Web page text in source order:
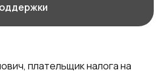
плательщик налога на